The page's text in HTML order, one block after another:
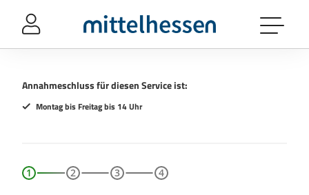
Navigation
zu:
Annahmeschluss für diesen Service ist:
Montag bis Freitag bis 14 Uhr